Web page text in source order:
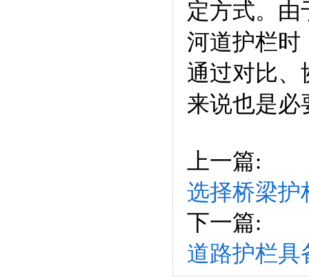
定方式。
河道护栏时
通过对比、
来说也
上一篇:
选择桥梁护
下一篇:
道路护栏具